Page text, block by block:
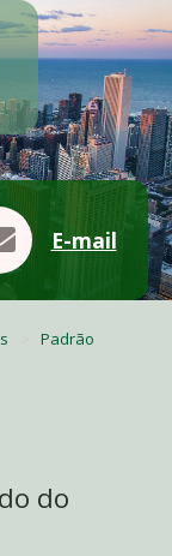
E-mail
Padrão
do